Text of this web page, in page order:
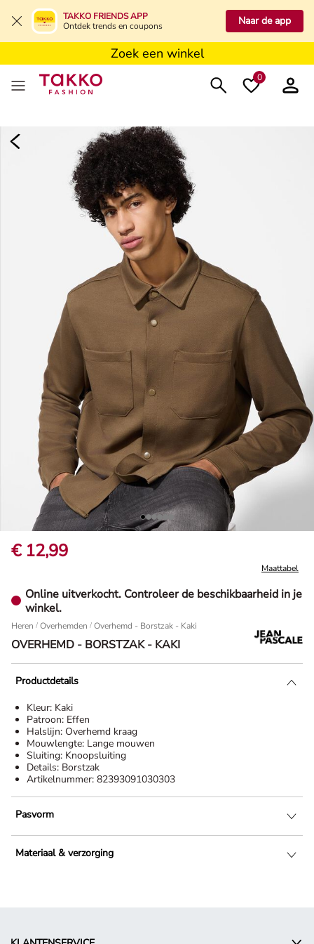
TAKKO FRIENDS APP
Ontdek trends en coupons
Naar de app
Zoek een winkel
Zoek een winkel
0
€ 12,99
Maattabel
Online uitverkocht. Controleer de beschikbaarheid in je
winkel.
Heren / Overhemden Overhemd - Borstzak - Kaki
OVERHEMD - BORSTZAK - KAKI
Productdetails
Kleur: Kaki
Patroon: Effen
Halslijn: Overhemd kraag
Mouwlengte: Lange mouwen
Sluiting: Knoopsluiting
Details: Borstzak
Artikelnummer: 82393091030303
Pasvorm
Materiaal & verzorging